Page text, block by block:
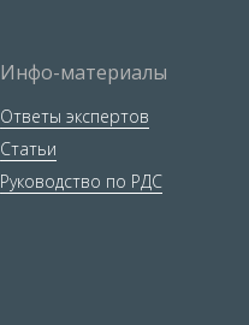
Инфо-материалы
Ответы экспертов
Статьи
Руководство по РДС